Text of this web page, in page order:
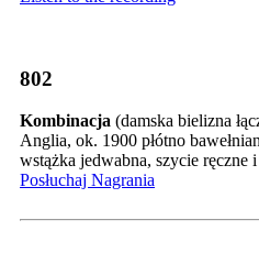
802
Kombinacja (damska bielizna
Anglia, ok. 1900 płótno
wstążka jedwabna, szycie
Posłuchaj Nagrania